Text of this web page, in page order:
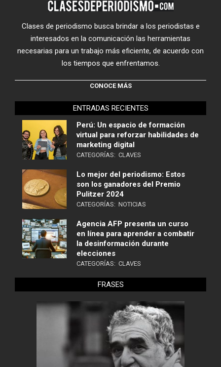
Clases de periodismo busca brindar a los periodistas e
interesados en la comunicación las herramientas
necesarias para un trabajo más eficiente, de acuerdo con
los tiempos que enfrentamos.
CONOCE MÁS
ENTRADAS RECIENTES
Perú: Un espacio de formación
virtual para reforzar habilidades de
marketing digital
CATEGORÍAS: CLAVES
Lo mejor del periodismo: Estos
son los ganadores del Premio
Pulitzer 2024
CATEGORÍAS: NOTICIAS
Agencia AFP presenta un curso
en línea para aprender a combatir
la desinformación durante
elecciones
CATEGORÍAS: CLAVES
FRASES